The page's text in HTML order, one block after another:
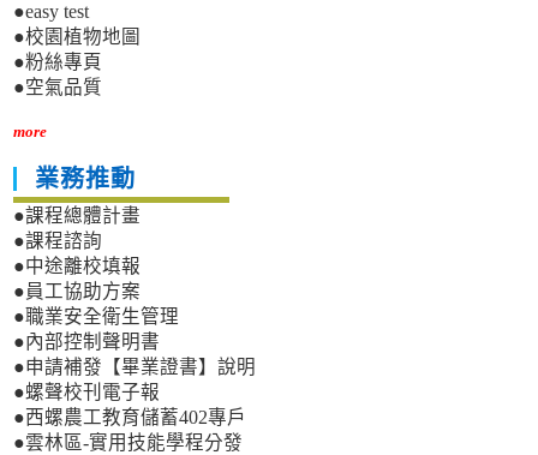
●easy test
●校園植物地圖
●粉絲專頁
●空氣品質
more
業務推動
●課程總體計畫
●課程諮詢
●中途離校填報
●員工協助方案
●職業安全衛生管理
●內部控制聲明書
●申請補發【畢業證書】說明
●螺聲校刊電子報
●西螺農工教育儲蓄402專戶
●雲林區-實用技能學程分發